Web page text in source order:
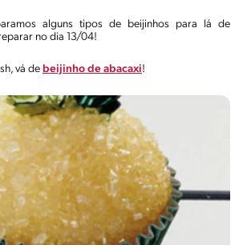
alguns tipos de beijinhos para lá de
no dia 13/04!
vá de beijinho de abacaxi!